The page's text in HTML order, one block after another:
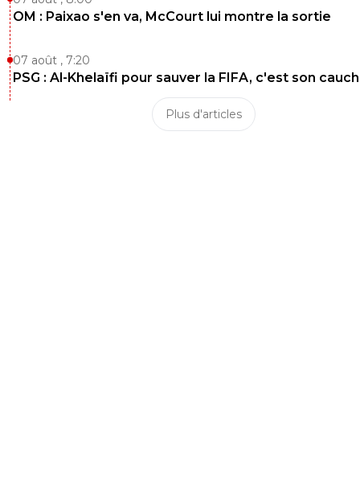
OM : Paixao s'en va, McCourt lui montre la sortie
07 août , 7:20
PSG : Al-Khelaïfi pour sauver la FIFA, c'est son
Plus d'articles